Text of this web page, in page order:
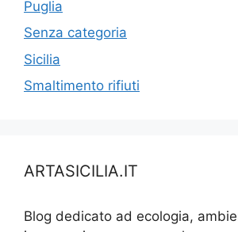
Puglia
Senza categoria
Sicilia
Smaltimento rifiuti
ARTASICILIA.IT
Blog dedicato ad ecologia,